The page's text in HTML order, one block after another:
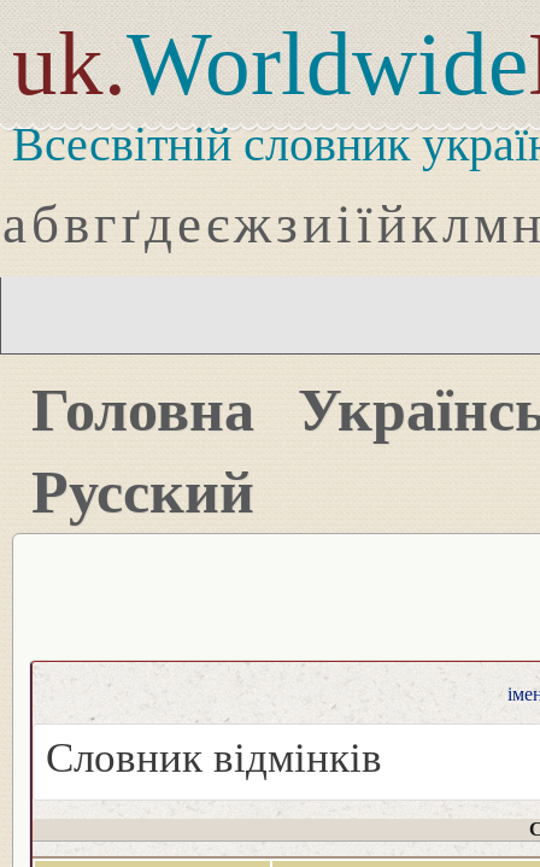
uk.Worldwide
Всесвітній словник
абвгґдеєжзиіїйклмн
Головна
Русский
Словник відмінків